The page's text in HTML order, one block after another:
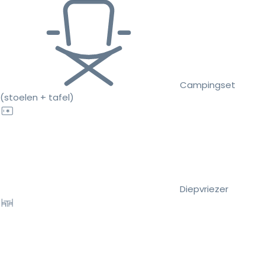
Campingset
(stoelen + tafel)
Diepvriezer